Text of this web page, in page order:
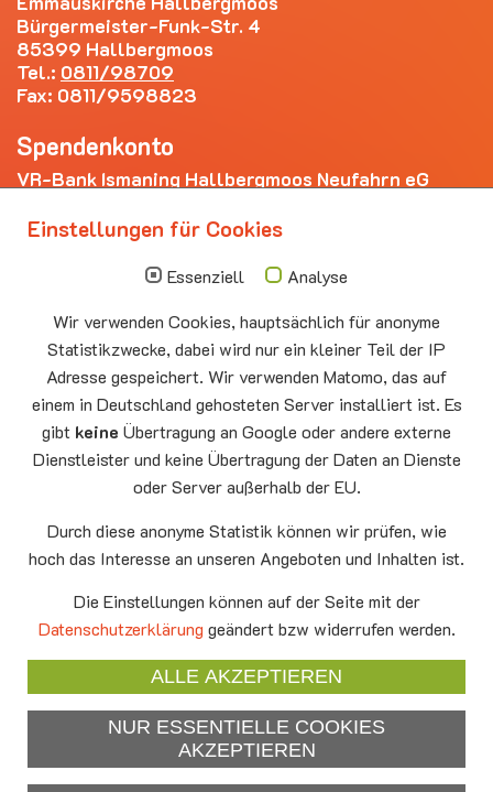
Bürgermeister-Funk-Str. 4
85399 Hallbergmoos
Tel.: 0811/98709
Fax: 0811/9598823
Spendenkonto
VR-Bank Ismaning Hallbergmoos Neufahrn eG
Die nächsten Termine
10.00 - 11.00
Auferstehungskirche Neufahrn
Montag
15.00 - 17.00
10.08
Senioren-Spieletreff Neufahrn
Auferstehungskirche Neufahrn
Mittwoch
20.00 Offenes Ende
Godtimes
Facebook
YouTube
Newsletter
Einstellungen für Cookies
Essenziell
Analyse
Wir verwenden Cookies, hauptsächlich für anonyme
Statistikzwecke, dabei wird nur ein kleiner Teil der IP
Adresse gespeichert. Wir verwenden Matomo, das auf
einem in Deutschland gehosteten Server installiert ist. Es
gibt keine Übertragung an Google oder andere externe
Dienstleister und keine Übertragung der Daten an Dienste
oder Server außerhalb der EU.
Durch diese anonyme Statistik können wir prüfen, wie
hoch das Interesse an unseren Angeboten und Inhalten ist.
Die Einstellungen können auf der Seite mit der
Datenschutzerklärung geändert bzw widerrufen werden.
ALLE AKZEPTIEREN
NUR ESSENTIELLE COOKIES
AKZEPTIEREN